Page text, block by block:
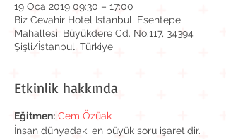
19 Oca 2019 09:30 – 17:00
Biz Cevahir Hotel Istanbul, Esentepe
Mahallesi, Büyükdere Cd. No:117, 34394
Şişli/İstanbul, Türkiye
Etkinlik hakkında
Eğitmen: Cem Özüak
İnsan dünyadaki en büyük soru işaretidir.